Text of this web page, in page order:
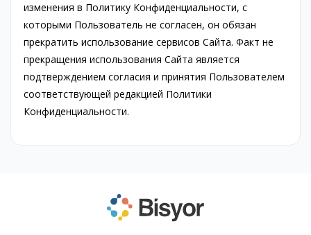
изменения в Политику Конфиденциальности, с
которыми Пользователь не согласен, он обязан
прекратить использование сервисов Сайта. Факт не
прекращения использования Сайта является
подтверждением согласия и принятия Пользователем
соответствующей редакцией Политики
Конфиденциальности.